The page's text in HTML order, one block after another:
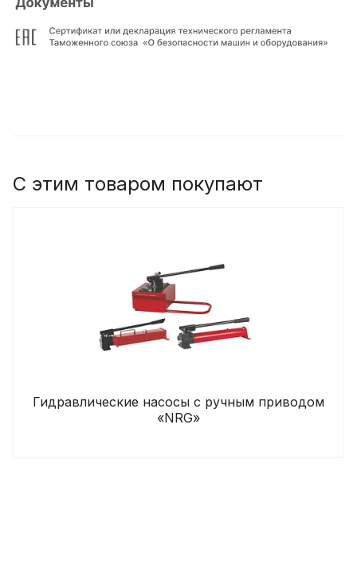
С этим товаром покупают
Гидравлические насосы с ручным приводом
«NRG»